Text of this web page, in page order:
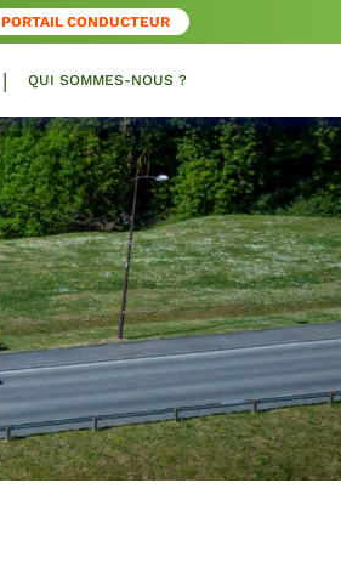
PORTAIL CONDUCTEUR
QUI SOMMES-NOUS ?